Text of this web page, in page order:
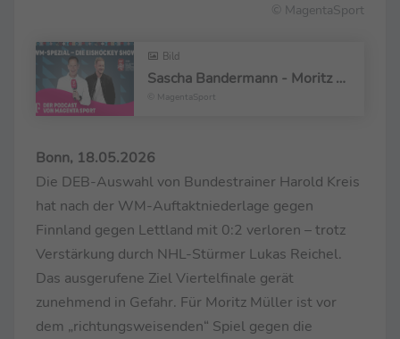
© MagentaSport
Bild
Sascha Bandermann - Moritz Müller
© MagentaSport
Bonn, 18.05.2026
Die DEB-Auswahl von Bundestrainer Harold Kreis
hat nach der WM-Auftaktniederlage gegen
Finnland gegen Lettland mit 0:2 verloren – trotz
Verstärkung durch NHL-Stürmer Lukas Reichel.
Das ausgerufene Ziel Viertelfinale gerät
zunehmend in Gefahr. Für Moritz Müller ist vor
dem „richtungsweisenden“ Spiel gegen die